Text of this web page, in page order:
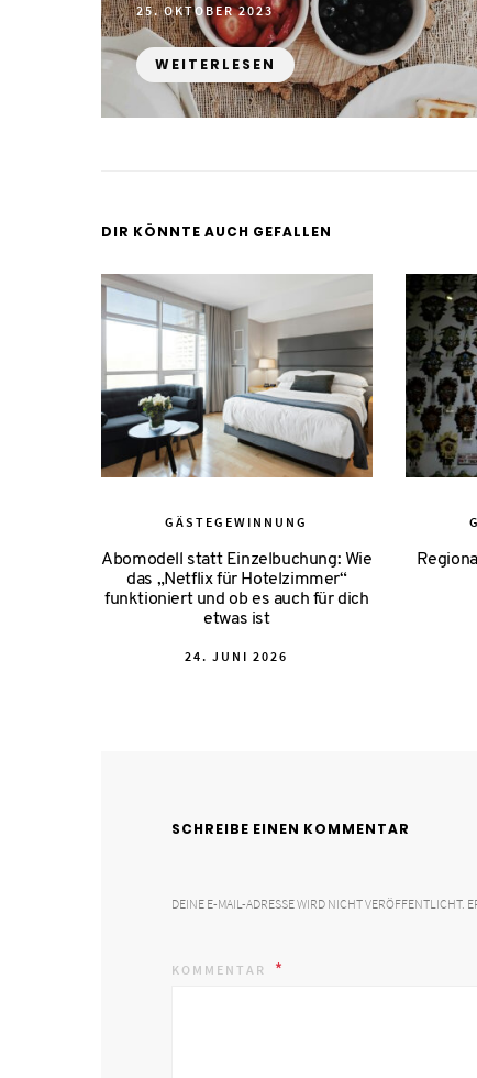
POSTED
ON
25. OKTOBER 2023
WEITERLESEN
DIR KÖNNTE AUCH GEFALLEN
GÄSTEGEWINNUNG
Abomodell statt Einzelbuchung: Wie
das „Netflix für Hotelzimmer“
funktioniert und ob es auch für dich
etwas ist
POSTED
24. JUNI 2026
SCHREIBE EINEN KOMMENTAR
DEINE E-MAIL-ADRESSE WIRD NICHT VERÖFFENTLICHT.
KOMMENTAR